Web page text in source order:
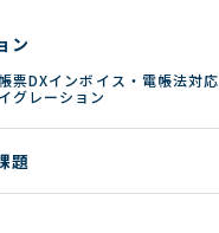
ン
帳票DXインボイス・電帳法対応
グレーション
題